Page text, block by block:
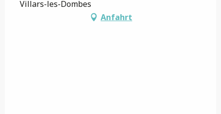
Villars-les-Dombes
Anfahrt